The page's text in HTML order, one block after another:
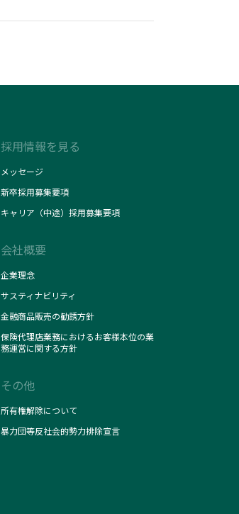
採用情報を見る
メッセージ
新卒採用募集要項
キャリア（中途）採用募集要項
会社概要
企業理念
サスティナビリティ
金融商品販売の勧誘方針
保険代理店業務におけるお客様本位の業
務運営に関する方針
その他
所有権解除について
暴力団等反社会的勢力排除宣言